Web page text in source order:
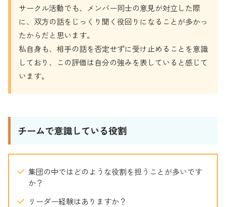
サークル活動でも、メンバー同士の意見が対立した際
に、双方の話をじっくり聞く役回りになることが多かっ
たからだと思います。
私自身も、相手の話を否定せずに受け止めることを意識
しており、この評価は自分の強みを表していると感じて
います。
チームで意識している役割
集団の中ではどのような役割を担うことが多いです
か？
リーダー経験はありますか？